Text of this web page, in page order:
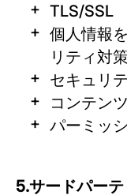
TLS/SSL
個人情報
リティ対策
セキュリ
コンテン
パーミッ
5.サードパー